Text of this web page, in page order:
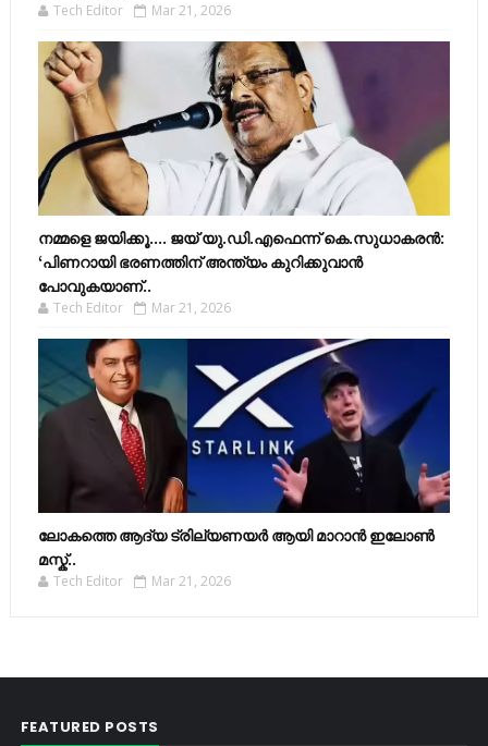
Tech Editor Mar 21, 2026
നമ്മളെ ജയിക്കൂ.... ജയ് യു.ഡി.എഫെന്ന് കെ.സുധാകരൻ:
‘പിണറായി ഭരണത്തിന് അന്ത്യം കുറിക്കുവാൻ
പോവുകയാണ്..
Tech Editor Mar 21, 2026
ലോകത്തെ ആദ്യ ട്രില്യണയർ ആയി മാറാൻ ഇലോൺ
മസ്ക്..
Tech Editor Mar 21, 2026
FEATURED POSTS